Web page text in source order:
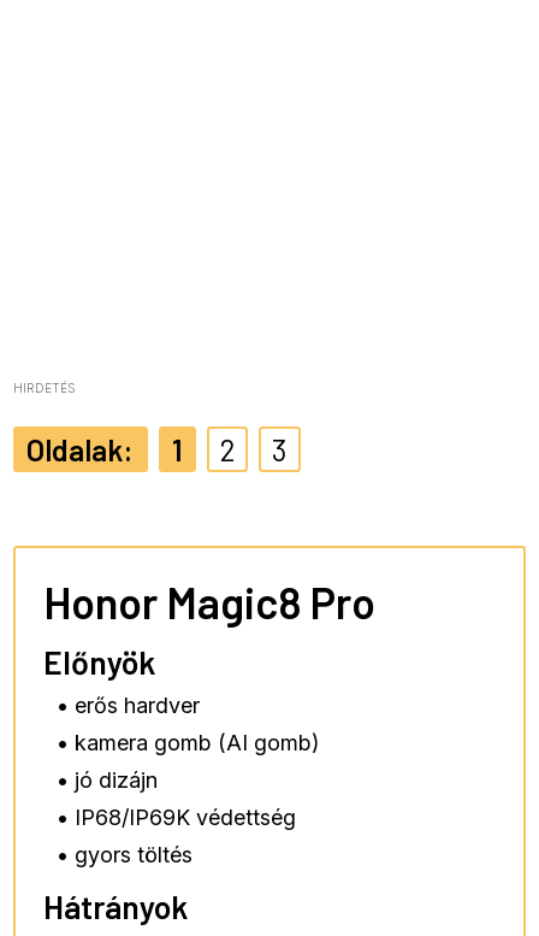
HIRDETÉS
1 2 3
Honor Magic8 Pro
Előnyök
• erős hardver
• kamera gomb (AI gomb)
• jó dizájn
• IP68/IP69K védettség
• gyors töltés
Hátrányok